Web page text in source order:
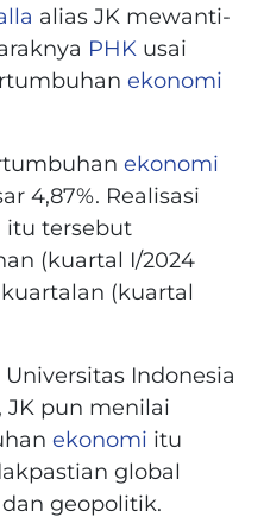
alias JK mewanti-
PHK usai
ekonomi
ekonomi
4,87%. Realisasi
itu tersebut
(kuartal I/2024
kuartalan (kuartal
Indonesia
JK pun menilai
ekonomi itu
global
geopolitik.